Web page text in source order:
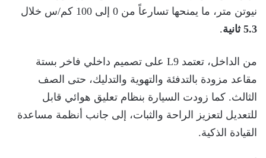
نيوتن متر، ما يمنحها تسارعاً من 0 إلى 100 كم/س خلال
5.3 ثانية
.
من الداخل، تعتمد L9 على تصميم داخلي فاخر بستة
مقاعد مزودة بالتدفئة والتهوية والتدليك، حتى الصف
الثالث. كما زودت السيارة بنظام تعليق هوائي قابل
للتعديل لتعزيز الراحة والثبات، إلى جانب أنظمة مساعدة
القيادة الذكية.